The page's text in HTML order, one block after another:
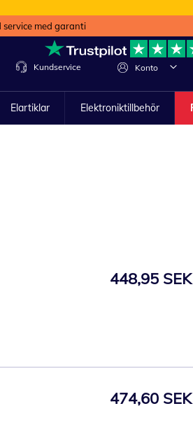
service med garanti
Konto
Kundservice
Elartiklar Elektroniktillbehör
448,95 SEK
474,60 SEK